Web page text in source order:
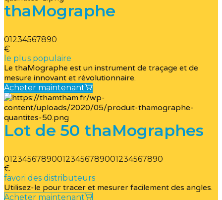
thaMographe
01234567890
€
le plus populaire
Le thaMographe est un instrument de traçage et de
mesure innovant et révolutionnaire.
Acheter maintenant
Lot de 50 thaMographes
012345678900123456789001234567890
€
favori des distributeurs
Utilisez-le pour tracer et mesurer facilement des angles.
Acheter maintenant